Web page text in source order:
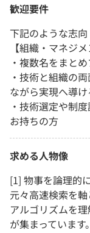
歓迎要件
下記のような志向
【組織・マネジ
・複数名をまと
・技術と組織の
ながら実現へ導
・技術選定や制
お持ちの方
求める人物像
[1] 物事を論理的
元々高速検索を
アルゴリズムを
が集まっています。